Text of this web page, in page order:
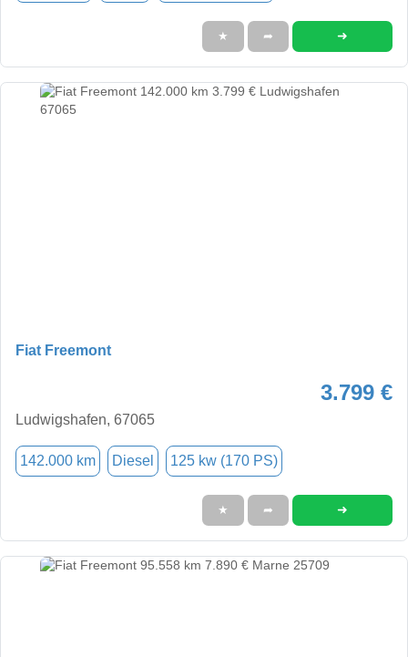
★ ➦ ➜
Fiat Freemont
3.799 €
Ludwigshafen, 67065
142.000 km Diesel 125 kw (170 PS)
★ ➦ ➜